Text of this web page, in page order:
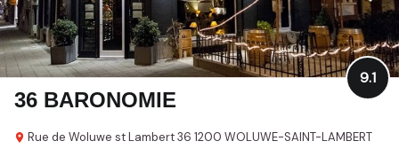
36 BARONOMIE
Rue de Woluwe st Lambert 36 1200 WOLUWE-SAINT-LAMBERT
9.1